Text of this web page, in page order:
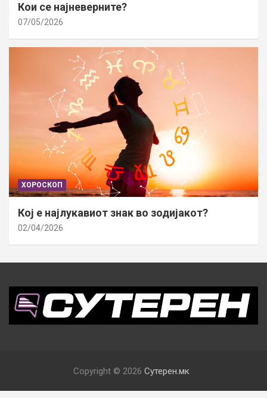
Кои се најневерните?
07/05/2026
ХОРОСКОП
Кој е најлукавиот знак во зодијакот?
02/04/2026
Copyright © 2026 Сутерен.мк